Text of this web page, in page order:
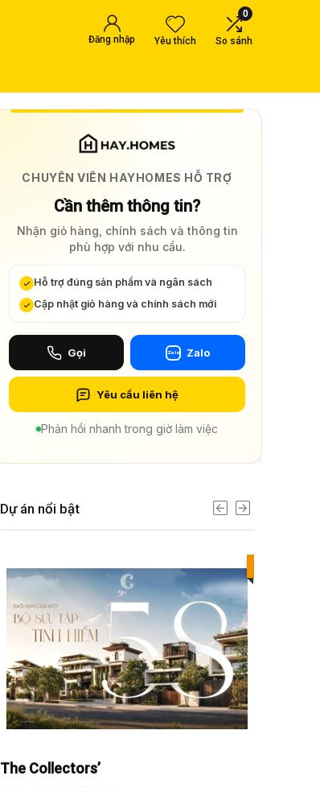
Đăng nhập Yêu thích
0
So sánh
CHUYÊN VIÊN HAYHOMES HỖ TRỢ
Cần thêm thông tin?
Nhận giỏ hàng, chính sách và thông tin
phù hợp với nhu cầu.
Hỗ trợ đúng sản phẩm và ngân sách
Cập nhật giỏ hàng và chính sách mới
Gọi Zalo Zalo
Yêu cầu liên hệ
Phản hồi nhanh trong giờ làm việc
Dự án nổi bật
The Collectors’